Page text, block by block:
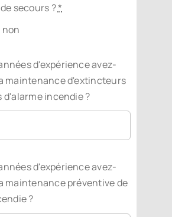
secours ?*
non
d'expérience avez-
maintenance d'extincteurs
d'alarme incendie ?
d'expérience avez-
maintenance préventive de
?